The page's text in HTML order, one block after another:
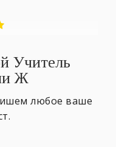
Учитель
Ж
любое ваше